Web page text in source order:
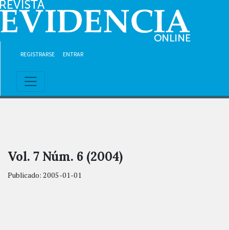
Ir al contenido principal
Ir al menú de navegación principal
Ir al pie de página del sitio
REGISTRARSE ENTRAR
Vol. 7 Núm. 6 (2004)
Publicado: 2005-01-01